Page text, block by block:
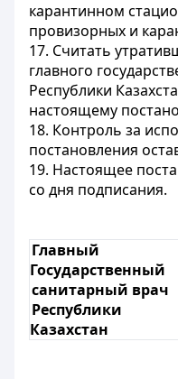
карантинном
провизорных и
17. Считать
главного
Республики
настоящему
18. Контроль за
постановления
19. Настоящее
со дня подписания.
Главный
Государственный
санитарный врач
Республики
Казахстан